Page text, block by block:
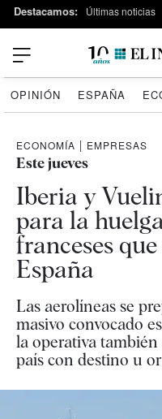
Destacamos: Últimas noticias
OPINIÓN ESPAÑA
ECONOMÍA | EMPRESAS
Este jueves
Iberia y
para la
franceses
España
Las aerolíneas se
masivo convocado
la operativa
país con destino u